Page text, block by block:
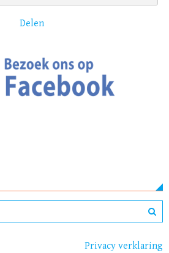
Delen
Privacy verklaring